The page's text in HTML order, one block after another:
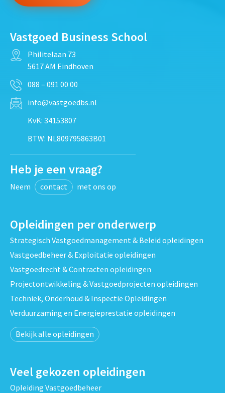
Vastgoed Business School
Philitelaan 73
5617 AM Eindhoven
088 – 091 00 00
info@vastgoedbs.nl
KvK: 34153807
BTW: NL809795863B01
Heb je een vraag?
Neem contact met ons op
Opleidingen per onderwerp
Strategisch Vastgoedmanagement & Beleid opleidingen
Vastgoedbeheer & Exploitatie opleidingen
Vastgoedrecht & Contracten opleidingen
Projectontwikkeling & Vastgoedprojecten opleidingen
Techniek, Onderhoud & Inspectie Opleidingen
Verduurzaming en Energieprestatie opleidingen
Bekijk alle opleidingen
Veel gekozen opleidingen
Opleiding Vastgoedbeheer